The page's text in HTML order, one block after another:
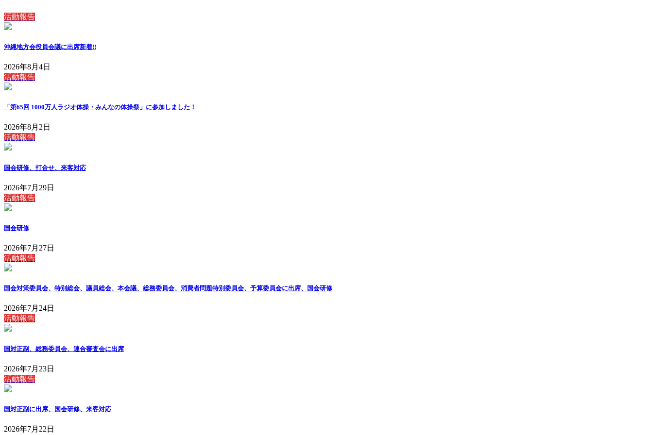
活動報告
沖縄地方会役員会議に出席新着!!
2026年8月4日
活動報告
「第65回 1000万人ラジオ体操・みんなの体操祭」に参加しました！
2026年8月2日
活動報告
国会研修、打合せ、来客対応
2026年7月29日
活動報告
国会研修
2026年7月27日
活動報告
国会対策委員会、特別総会、議員総会、本会議、総務委員会、消費者問題特別委員会、予算委員会に出席、国会研修
2026年7月24日
活動報告
国対正副、総務委員会、連合審査会に出席
2026年7月23日
活動報告
国対正副に出席、国会研修、来客対応
2026年7月22日